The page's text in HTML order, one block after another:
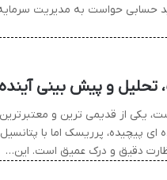
حسابی حواست به مدیریت
تحلیل و پیش بینی
یکی از قدیمی ترین و
ای پیچیده، پرریسک اما با پتانسیل
دقیق و درک عمیق است. این…